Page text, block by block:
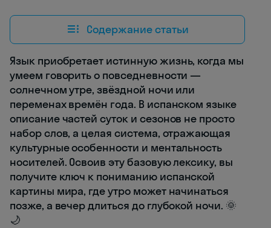
Содержание статьи
Язык приобретает истинную жизнь, когда мы
умеем говорить о повседневности —
солнечном утре, звёздной ночи или
переменах времён года. В испанском языке
описание частей суток и сезонов не просто
набор слов, а целая система, отражающая
культурные особенности и ментальность
носителей. Освоив эту базовую лексику, вы
получите ключ к пониманию испанской
картины мира, где утро может начинаться
позже, а вечер длиться до глубокой ночи. 🌞
🌙